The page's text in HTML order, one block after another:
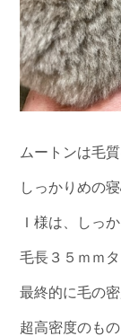
ムートンは毛質
しっかりめの
Ｉ様は、しっ
毛長３５ｍｍ
最終的に毛の
超高密度のも